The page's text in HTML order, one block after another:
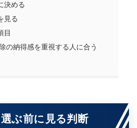
決める
見る
目
の納得感を重視する人に合う
ぶ前に見る判断